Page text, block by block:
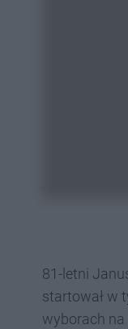
81-letni
startował w
wyborach